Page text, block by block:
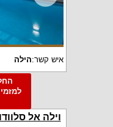
איש קשר:הילה
וילה אל